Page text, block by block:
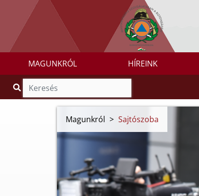
MAGUNKRÓL HÍREINK
Magunkról > Sajtószoba